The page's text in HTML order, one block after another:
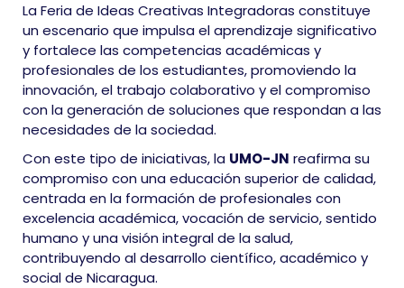
La Feria de Ideas Creativas Integradoras constituye
un escenario que impulsa el aprendizaje significativo
y fortalece las competencias académicas y
profesionales de los estudiantes, promoviendo la
innovación, el trabajo colaborativo y el compromiso
con la generación de soluciones que respondan a las
necesidades de la sociedad.
Con este tipo de iniciativas, la UMO-JN reafirma su
compromiso con una educación superior de calidad,
centrada en la formación de profesionales con
excelencia académica, vocación de servicio, sentido
humano y una visión integral de la salud,
contribuyendo al desarrollo científico, académico y
social de Nicaragua.